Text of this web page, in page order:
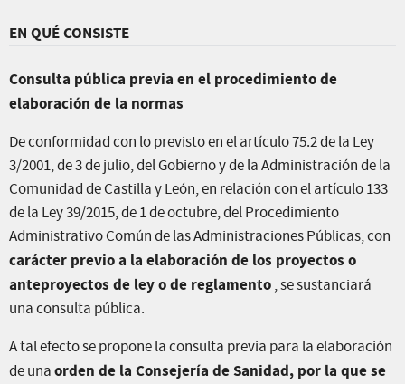
EN QUÉ CONSISTE
Consulta pública previa en el procedimiento de
elaboración de la normas
De conformidad con lo previsto en el artículo 75.2 de la Ley
3/2001, de 3 de julio, del Gobierno y de la Administración de la
Comunidad de Castilla y León, en relación con el artículo 133
de la Ley 39/2015, de 1 de octubre, del Procedimiento
Administrativo Común de las Administraciones Públicas, con
carácter previo a la elaboración de los proyectos o
anteproyectos de ley o de reglamento, se sustanciará
una consulta pública.
A tal efecto se propone la consulta previa para la elaboración
de unaorden de la Consejería de Sanidad, por la que se